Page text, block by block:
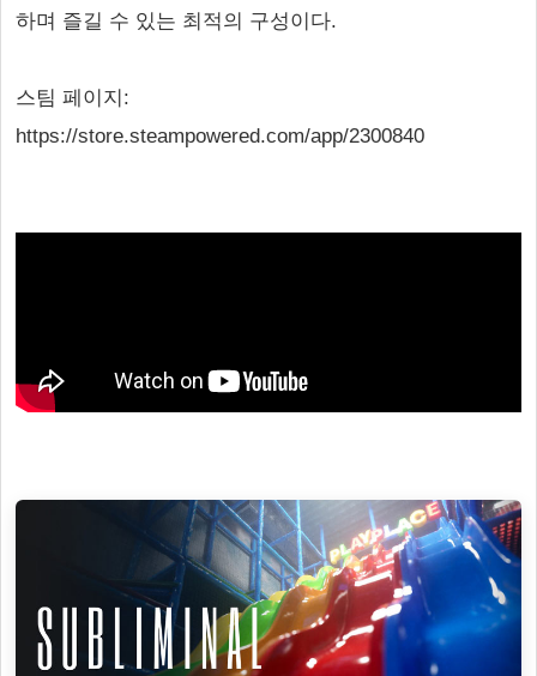
하며 즐길 수 있는 최적의 구성이다.
스팀 페이지:
https://store.steampowered.com/app/2300840